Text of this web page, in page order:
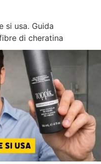
si usa. Guida
di cheratina